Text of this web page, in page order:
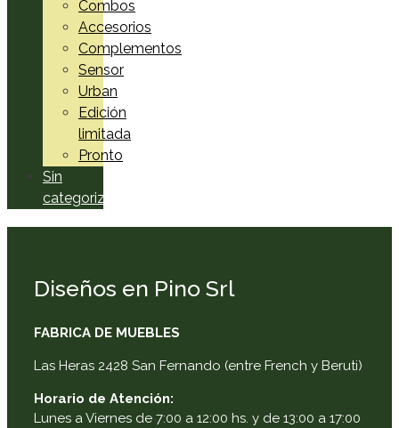
Combos
Accesorios
Complementos
Sensor
Urban
Edición
limitada
Pronto
Sin
categorizar
Diseños en Pino Srl
FABRICA DE MUEBLES
Las Heras 2428 San Fernando (entre French y Beruti)
Horario de Atención:
Lunes a Viernes de 7:00 a 12:00 hs. y de 13:00 a 17:00